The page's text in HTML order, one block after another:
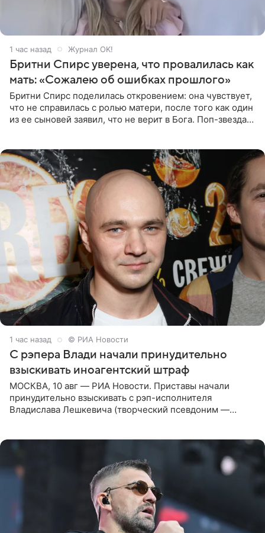
1 час назад Журнал OK!
Бритни Спирс уверена, что провалилась как
мать: «Сожалею об ошибках прошлого»
Бритни Спирс поделилась откровением: она чувствует,
что не справилась с ролью матери, после того как один
из ее сыновей заявил, что не верит в Бога. Поп-звезда
1 час назад © РИА Новости
С рэпера Влади начали принудительно
взыскивать иноагентский штраф
МОСКВА, 10 авг — РИА Новости. Приставы начали
принудительно взыскивать с рэп-исполнителя
Владислава Лешкевича (творческий псевдоним —